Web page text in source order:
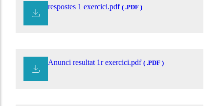
respostes 1 exercici.pdf ( .PDF )
Anunci resultat 1r exercici.pdf ( .PDF )